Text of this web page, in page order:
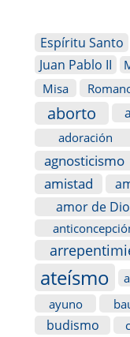
Espíritu Santo
Juan Pablo II
Misa
aborto
adoración
agnosticismo
amistad
amor de
ateísmo
ayuno
budismo